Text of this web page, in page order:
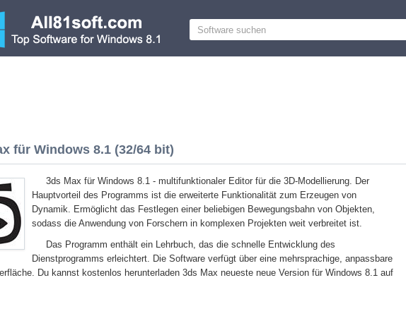
für Windows 8.1 (32/64 bit)
3ds Max für Windows 8.1 - multifunktionaler Editor für die 3D-Modellierung. Der
Hauptvorteil des Programms ist die erweiterte Funktionalität zum Erzeugen von
Dynamik. Ermöglicht das Festlegen einer beliebigen Bewegungsbahn von Objekten,
sodass die Anwendung von Forschern in komplexen Projekten weit verbreitet ist.
Das Programm enthält ein Lehrbuch, das die schnelle Entwicklung des
Dienstprogramms erleichtert. Die Software verfügt über eine mehrsprachige, anpassbare
Du kannst kostenlos herunterladen 3ds Max neueste neue Version für Windows 8.1 auf